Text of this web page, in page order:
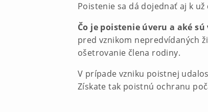
Poistenie sa dá dojednať aj k
Čo je poistenie úveru a aké
pred vznikom nepredvídaných
ošetrovanie člena rodiny.
V prípade vzniku poistnej
Získate tak poistnú ochranu